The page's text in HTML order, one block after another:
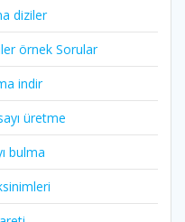
diziler
örnek Sorular
indir
üretme
bulma